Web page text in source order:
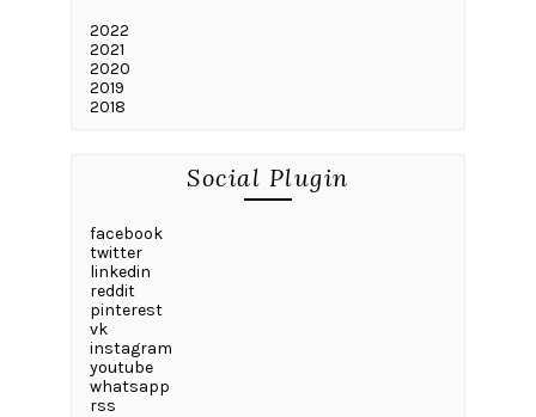
2022
2021
2020
2019
2018
Social Plugin
facebook
twitter
linkedin
reddit
pinterest
vk
instagram
youtube
whatsapp
rss